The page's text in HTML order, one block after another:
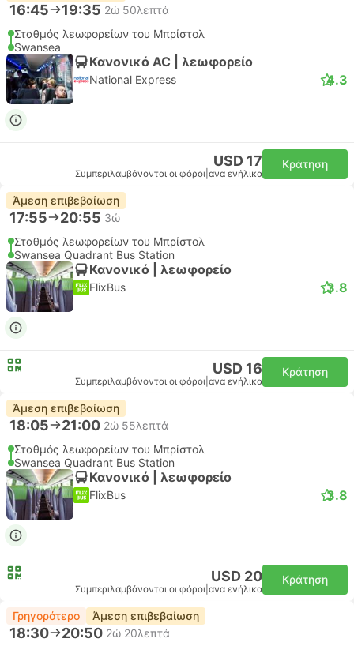
16:45 19:35 2ώ 50λεπτά
Σταθμός λεωφορείων του Μπρίστολ
Swansea
Κανονικό AC | λεωφορείο
National Express 4.3
USD 17
Συμπεριλαμβάνονται οι φόροι ανα ενήλικα
Κράτηση
Άμεση επιβεβαίωση
17:55 20:55 3ώ
Σταθμός λεωφορείων του Μπρίστολ
Swansea Quadrant Bus Station
Κανονικό | λεωφορείο
FlixBus 3.8
USD 16
Συμπεριλαμβάνονται οι φόροι ανα ενήλικα
Κράτηση
Άμεση επιβεβαίωση
18:05 21:00 2ώ 55λεπτά
Σταθμός λεωφορείων του Μπρίστολ
Swansea Quadrant Bus Station
Κανονικό | λεωφορείο
FlixBus 3.8
USD 20
Συμπεριλαμβάνονται οι φόροι ανα ενήλικα
Κράτηση
Γρηγορότερο Άμεση επιβεβαίωση
18:30 20:50 2ώ 20λεπτά